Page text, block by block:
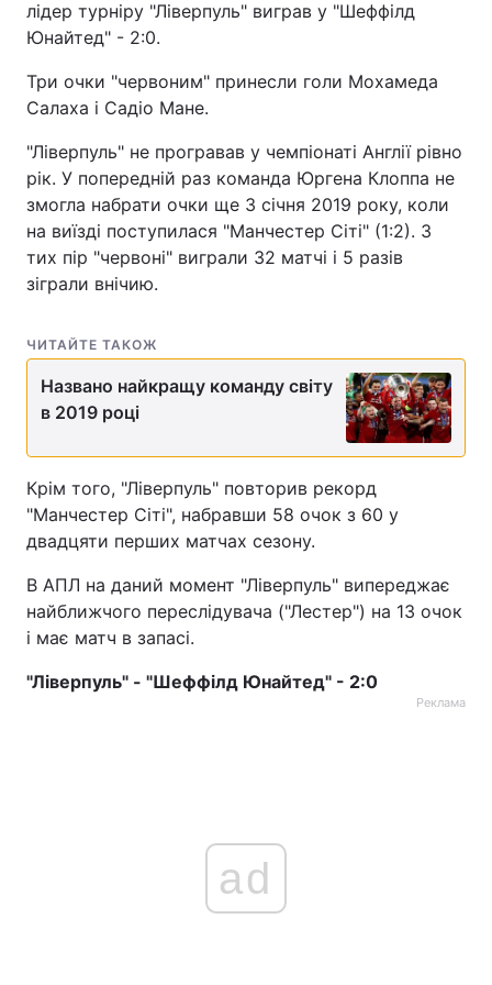
лідер турніру "Ліверпуль" виграв у "Шеффілд
Юнайтед" - 2:0.
Три очки "червоним" принесли голи Мохамеда
Салаха і Садіо Мане.
"Ліверпуль" не програвав у чемпіонаті Англії рівно
рік. У попередній раз команда Юргена Клоппа не
змогла набрати очки ще 3 січня 2019 року, коли
на виїзді поступилася "Манчестер Сіті" (1:2). З
тих пір "червоні" виграли 32 матчі і 5 разів
зіграли внічию.
ЧИТАЙТЕ ТАКОЖ
Названо найкращу команду світу
в 2019 році
Крім того, "Ліверпуль" повторив рекорд
"Манчестер Сіті", набравши 58 очок з 60 у
двадцяти перших матчах сезону.
В АПЛ на даний момент "Ліверпуль" випереджає
найближчого переслідувача ("Лестер") на 13 очок
і має матч в запасі.
"Ліверпуль" - "Шеффілд Юнайтед" - 2:0
Реклама
ad